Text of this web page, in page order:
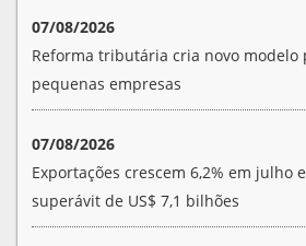
07/08/2026
Reforma tributária cria novo modelo
pequenas empresas
07/08/2026
Exportações crescem 6,2% em julho
superávit de US$ 7,1 bilhões